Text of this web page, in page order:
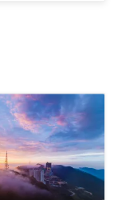
備有拖鞋和24
在空閒的時
。若是覺得酒
Cod With
亞菜）的亞參叻
設施能為每一
中包括按摩室
業的素質完美
您提供外幣兌